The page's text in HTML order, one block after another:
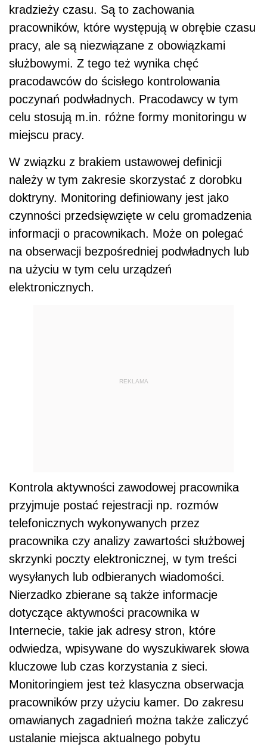
kradzieży czasu. Są to zachowania
pracowników, które występują w obrębie czasu
pracy, ale są niezwiązane z obowiązkami
służbowymi. Z tego też wynika chęć
pracodawców do ścisłego kontrolowania
poczynań podwładnych. Pracodawcy w tym
celu stosują m.in. różne formy monitoringu w
miejscu pracy.
W związku z brakiem ustawowej definicji
należy w tym zakresie skorzystać z dorobku
doktryny. Monitoring definiowany jest jako
czynności przedsięwzięte w celu gromadzenia
informacji o pracownikach. Może on polegać
na obserwacji bezpośredniej podwładnych lub
na użyciu w tym celu urządzeń
elektronicznych.
REKLAMA
Kontrola aktywności zawodowej pracownika
przyjmuje postać rejestracji np. rozmów
telefonicznych wykonywanych przez
pracownika czy analizy zawartości służbowej
skrzynki poczty elektronicznej, w tym treści
wysyłanych lub odbieranych wiadomości.
Nierzadko zbierane są także informacje
dotyczące aktywności pracownika w
Internecie, takie jak adresy stron, które
odwiedza, wpisywane do wyszukiwarek słowa
kluczowe lub czas korzystania z sieci.
Monitoringiem jest też klasyczna obserwacja
pracowników przy użyciu kamer. Do zakresu
omawianych zagadnień można także zaliczyć
ustalanie miejsca aktualnego pobytu